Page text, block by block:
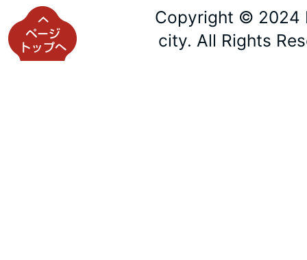
Copyright © 2024
city. All Rights